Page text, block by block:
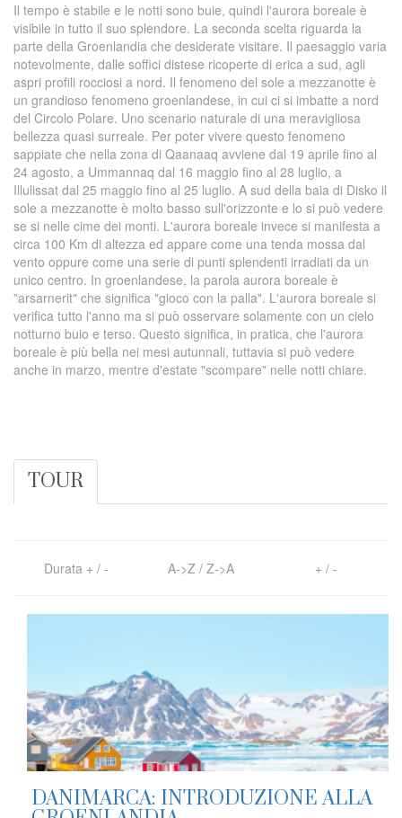
Il tempo è stabile e le notti sono buie, quindi l'aurora boreale è
visibile in tutto il suo splendore. La seconda scelta riguarda la
parte della Groenlandia che desiderate visitare. Il paesaggio varia
notevolmente, dalle soffici distese ricoperte di erica a sud, agli
aspri profili rocciosi a nord. Il fenomeno del sole a mezzanotte è
un grandioso fenomeno groenlandese, in cui ci si imbatte a nord
del Circolo Polare. Uno scenario naturale di una meravigliosa
bellezza quasi surreale. Per poter vivere questo fenomeno
sappiate che nella zona di Qaanaaq avviene dal 19 aprile fino al
24 agosto, a Ummannaq dal 16 maggio fino al 28 luglio, a
Illulissat dal 25 maggio fino al 25 luglio. A sud della baia di Disko il
sole a mezzanotte è molto basso sull'orizzonte e lo si può vedere
se si nelle cime dei monti. L'aurora boreale invece si manifesta a
circa 100 Km di altezza ed appare come una tenda mossa dal
vento oppure come una serie di punti splendenti irradiati da un
unico centro. In groenlandese, la parola aurora boreale è
"arsarnerit" che significa "gioco con la palla". L'aurora boreale si
verifica tutto l'anno ma si può osservare solamente con un cielo
notturno buio e terso. Questo significa, in pratica, che l'aurora
boreale è più bella nei mesi autunnali, tuttavia si può vedere
anche in marzo, mentre d'estate "scompare" nelle notti chiare.
TOUR
Durata + / - A->Z / Z->A + / -
DANIMARCA: INTRODUZIONE ALLA